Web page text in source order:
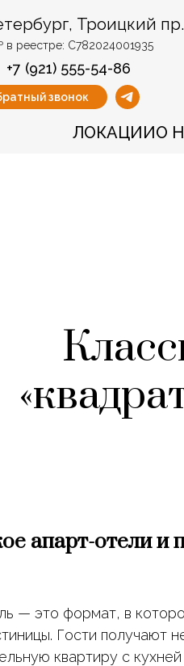
Троицкий
реестре: С782024001935
+7 (921) 555-54-86
звонок
ЛОКАЦИИО
апарт-отели и
— это формат, в
Гости получают
квартиру с